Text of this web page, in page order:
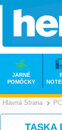
Hlavná Strana
TASKA
JARNÉ
POMÔCKY